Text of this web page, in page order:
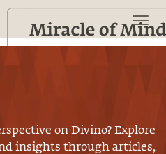
onDivino? Explore
insights through articles,